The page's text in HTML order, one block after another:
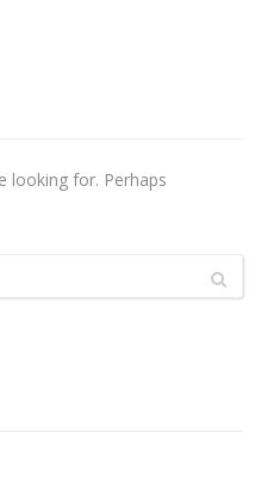
looking for. Perhaps